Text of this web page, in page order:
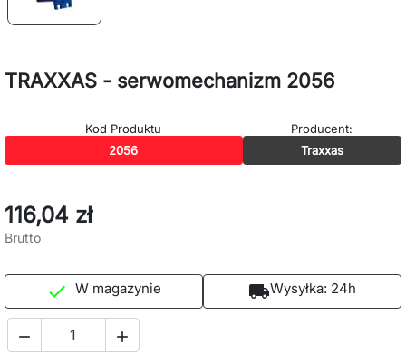
TRAXXAS - serwomechanizm 2056
Kod Produktu
2056
Producent:
Traxxas
116,04 zł
Brutto
 W magazynie local_shippingWysyłka: 24h
 